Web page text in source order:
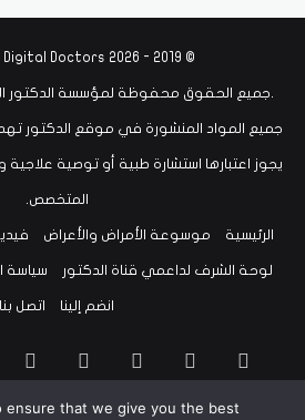
© 2019 - 2026 Powered by
Digital Doctors
.جميع الحقوق محفوظة لمؤسسة الدكتور
جميع المواد المنشورة في موقع الدكتور
يجوز اعتبارها استشارة طبية أو توصية
المتخصص.
الرئيسية موسوعة الأمراض والأعراض
لوحة الشرف لداعمي قناة الدكتور سياسة
انضم إلينا اتصل بنا
فيسبوك لينكدإن ‫YouTube
ensure that we give you the best